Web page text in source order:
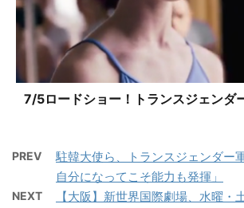
7/5ロードショー！トランスジェンダ
PREV
駐韓大使ら、トランスジェンダー
自分になってこそ能力も発揮」
NEXT
【大阪】新世界国際劇場、水曜・